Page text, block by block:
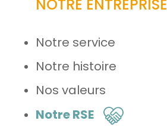
NOTRE ENTREPRISE
Notre service
Notre histoire
Nos valeurs
Notre RSE